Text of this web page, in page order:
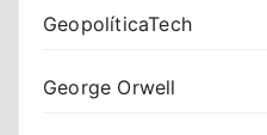
GeopolíticaTech
George Orwell